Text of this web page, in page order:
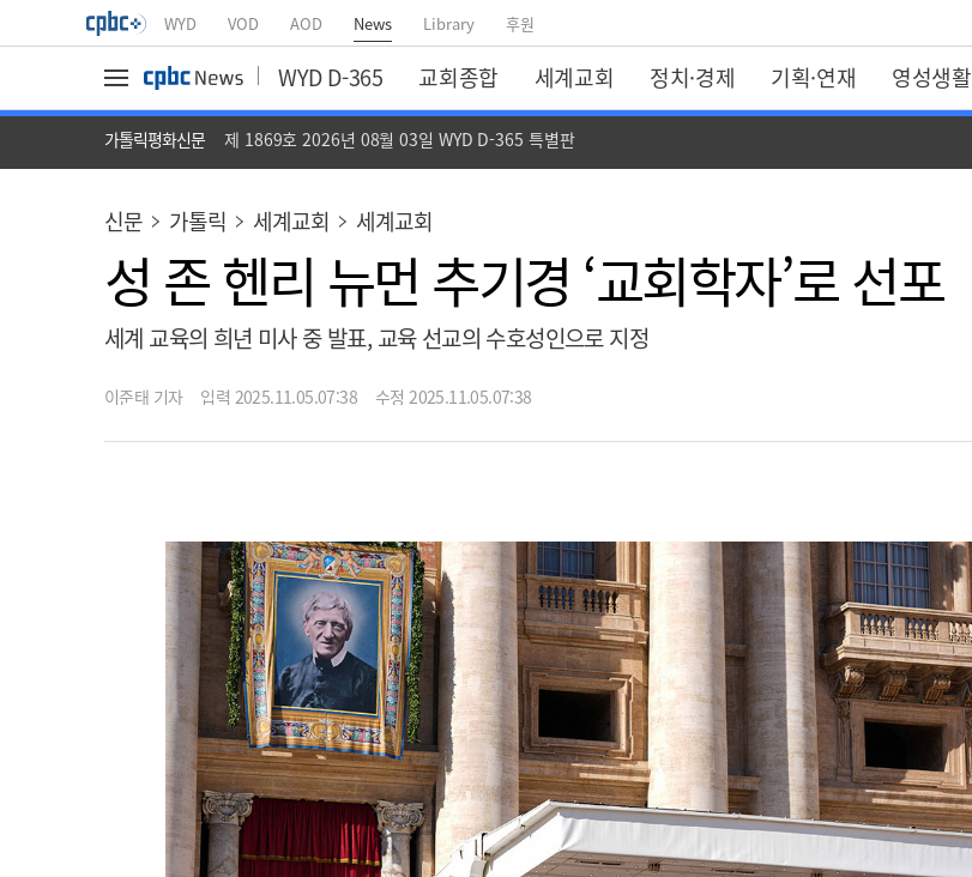
WYD VOD AOD News Library 후원
WYD D-365 교회종합 세계교회 정치·경제 기획·연재 영성생활
가톨릭평화신문 제 1869호 2026년 08월 03일 WYD D-365 특별판
신문 가톨릭 세계교회 세계교회
성 존 헨리 뉴먼 추기경 ‘교회학자’로 선포
세계 교육의 희년 미사 중 발표, 교육 선교의 수호성인으로 지정
이준태 기자 입력 2025.11.05.07:38 수정 2025.11.05.07:38